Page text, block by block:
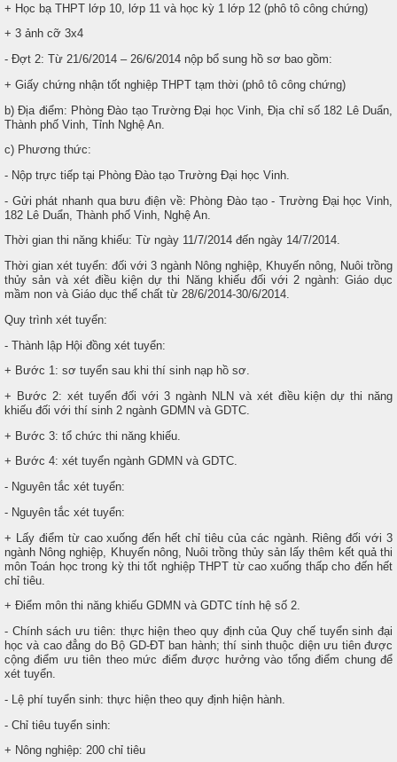
+ Học bạ THPT lớp 10, lớp 11 và học kỳ 1 lớp 12 (phô tô công chứng)
+ 3 ảnh cỡ 3x4
- Đợt 2: Từ 21/6/2014 – 26/6/2014 nộp bổ sung hồ sơ bao gồm:
+ Giấy chứng nhận tốt nghiệp THPT tạm thời (phô tô công chứng)
b) Địa điểm: Phòng Đào tạo Trường Đại học Vinh, Địa chỉ số 182 Lê Duẩn,
Thành phố Vinh, Tỉnh Nghệ An.
c) Phương thức:
- Nộp trực tiếp tại Phòng Đào tạo Trường Đại học Vinh.
- Gửi phát nhanh qua bưu điện về: Phòng Đào tạo - Trường Đại học Vinh,
182 Lê Duẩn, Thành phố Vinh, Nghệ An.
Thời gian thi năng khiếu: Từ ngày 11/7/2014 đến ngày 14/7/2014.
Thời gian xét tuyển: đối với 3 ngành Nông nghiệp, Khuyến nông, Nuôi trồng
thủy sản và xét điều kiện dự thi Năng khiếu đối với 2 ngành: Giáo dục
mầm non và Giáo dục thể chất từ 28/6/2014-30/6/2014.
Quy trình xét tuyển:
- Thành lập Hội đồng xét tuyển:
+ Bước 1: sơ tuyển sau khi thí sinh nạp hồ sơ.
+ Bước 2: xét tuyển đối với 3 ngành NLN và xét điều kiện dự thi năng
khiếu đối với thí sinh 2 ngành GDMN và GDTC.
+ Bước 3: tổ chức thi năng khiếu.
+ Bước 4: xét tuyển ngành GDMN và GDTC.
- Nguyên tắc xét tuyển:
- Nguyên tắc xét tuyển:
+ Lấy điểm từ cao xuống đến hết chỉ tiêu của các ngành. Riêng đối với 3
ngành Nông nghiệp, Khuyến nông, Nuôi trồng thủy sản lấy thêm kết quả thi
môn Toán học trong kỳ thi tốt nghiệp THPT từ cao xuống thấp cho đến hết
chỉ tiêu.
+ Điểm môn thi năng khiếu GDMN và GDTC tính hệ số 2.
- Chính sách ưu tiên: thực hiện theo quy định của Quy chế tuyển sinh đại
học và cao đẳng do Bộ GD-ĐT ban hành; thí sinh thuộc diện ưu tiên được
cộng điểm ưu tiên theo mức điểm được hưởng vào tổng điểm chung để
xét tuyển.
- Lệ phí tuyển sinh: thực hiện theo quy định hiện hành.
- Chỉ tiêu tuyển sinh:
+ Nông nghiệp: 200 chỉ tiêu